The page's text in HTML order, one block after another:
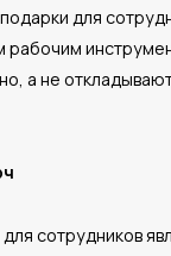
для
рабочим
а не
сотрудников